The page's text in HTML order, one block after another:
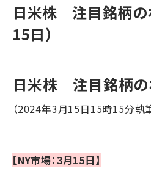
日米株 注目銘柄の
15日）
日米株 注目銘柄の
（2024年3月15日15時15分執筆
【NY市場：3月15日】